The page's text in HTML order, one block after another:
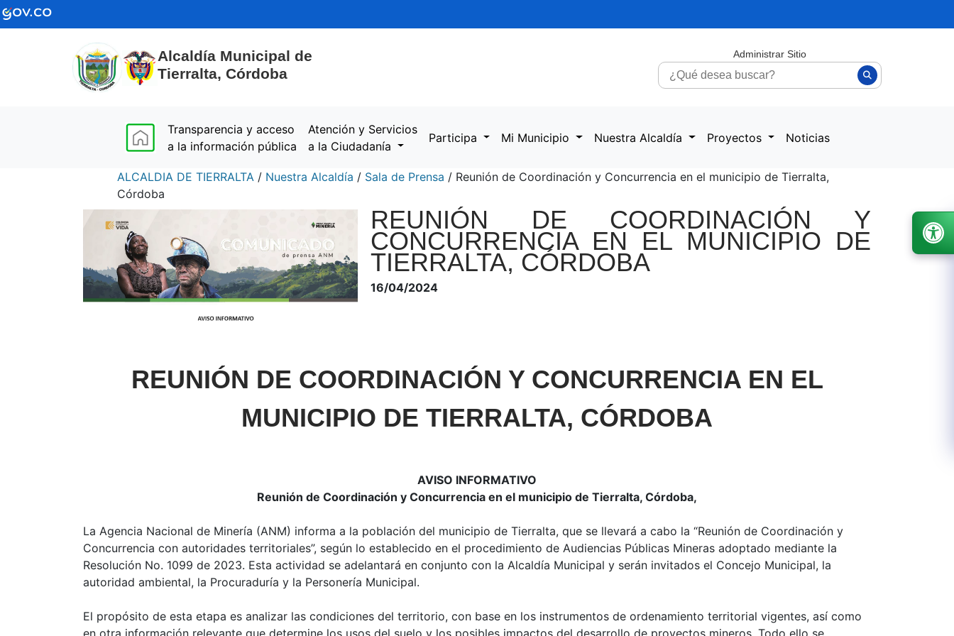
Alcaldía Municipal de
Tierralta, Córdoba
Administrar Sitio
(current)
Transparencia y acceso
a la información pública
Atención y Servicios
a la Ciudadanía
Participa Mi Municipio Nuestra Alcaldía Proyectos Noticias
ALCALDIA DE TIERRALTA / Nuestra Alcaldía / Sala de Prensa / Reunión de Coordinación y Concurrencia en el municipio de Tierralta,
Córdoba
REUNIÓN DE COORDINACIÓN Y
CONCURRENCIA EN EL MUNICIPIO DE
TIERRALTA, CÓRDOBA
16/04/2024
REUNIÓN DE COORDINACIÓN Y CONCURRENCIA EN EL
MUNICIPIO DE TIERRALTA, CÓRDOBA
AVISO INFORMATIVO
Reunión de Coordinación y Concurrencia en el municipio de Tierralta, Córdoba,
La Agencia Nacional de Minería (ANM) informa a la población del municipio de Tierralta, que se llevará a cabo la “Reunión de Coordinación y
Concurrencia con autoridades territoriales”, según lo establecido en el procedimiento de Audiencias Públicas Mineras adoptado mediante la
Resolución No. 1099 de 2023. Esta actividad se adelantará en conjunto con la Alcaldía Municipal y serán invitados el Concejo Municipal, la
autoridad ambiental, la Procuraduría y la Personería Municipal.
El propósito de esta etapa es analizar las condiciones del territorio, con base en los instrumentos de ordenamiento territorial vigentes, así como
en otra información relevante que determine los usos del suelo y los posibles impactos del desarrollo de proyectos mineros. Todo ello se